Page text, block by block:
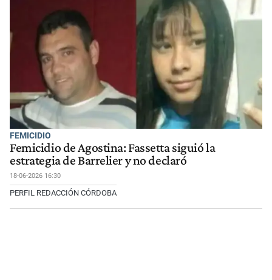
FEMICIDIO
Femicidio de Agostina: Fassetta siguió la
estrategia de Barrelier y no declaró
18-06-2026 16:30
PERFIL REDACCIÓN CÓRDOBA